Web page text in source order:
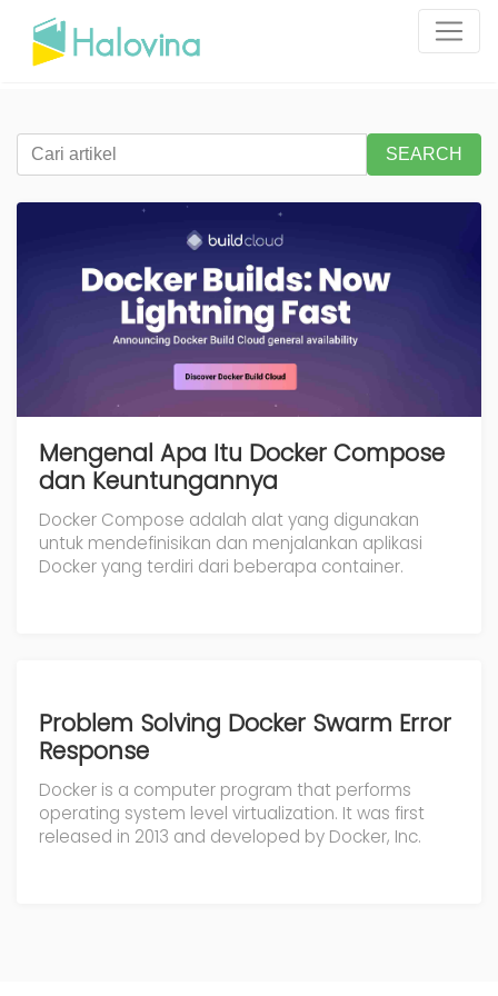
SEARCH
Mengenal Apa Itu Docker Compose
dan Keuntungannya
Docker Compose adalah alat yang digunakan
untuk mendefinisikan dan menjalankan aplikasi
Docker yang terdiri dari beberapa container.
Problem Solving Docker Swarm Error
Response
Docker is a computer program that performs
operating system level virtualization. It was first
released in 2013 and developed by Docker, Inc.